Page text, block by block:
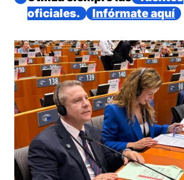
oficiales.
Infórmate aquí